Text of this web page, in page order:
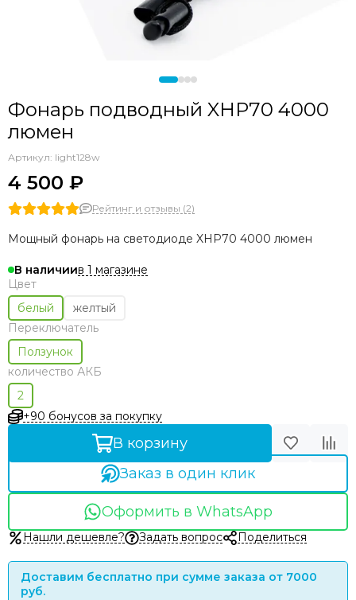
Фонарь подводный XHP70 4000
люмен
Артикул: light128w
4 500 ₽
Рейтинг и отзывы (2)
Мощный фонарь на светодиоде XHP70 4000 люмен
В наличиив 1 магазине
Цвет
белый
желтый
Переключатель
Ползунок
количество АКБ
2
+90 бонусов за покупку
В корзину
Заказ в один клик
Оформить в WhatsApp
Нашли дешевле? Задать вопрос Поделиться
Доставим бесплатно при сумме заказа от 7000
руб.